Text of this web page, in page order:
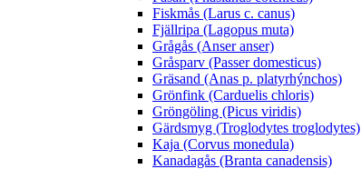
Fiskmås (Larus c. canus)
Fjällripa (Lagopus muta)
Grågås (Anser anser)
Gråsparv (Passer domesticus)
Gräsand (Anas p. platyrhýnchos)
Grönfink (Carduelis chloris)
Gröngöling (Picus viridis)
Gärdsmyg (Troglodytes troglodytes)
Kaja (Corvus monedula)
Kanadagås (Branta canadensis)